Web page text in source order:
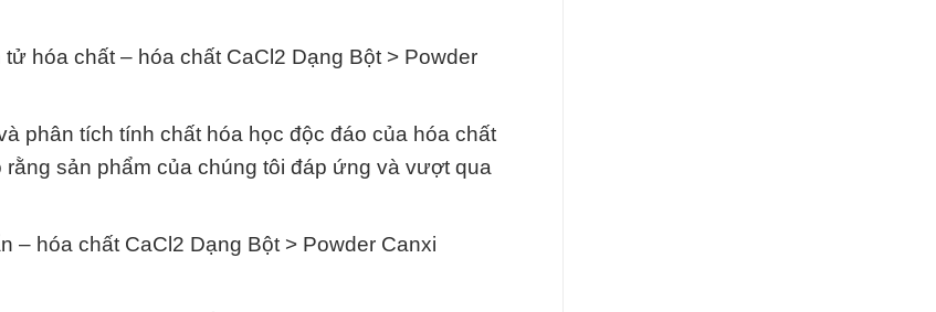
hóa chất – hóa chất CaCl2 Dạng Bột > Powder
phân tích tính chất hóa học độc đáo của hóa chất
sản phẩm của chúng tôi đáp ứng và vượt qua
– hóa chất CaCl2 Dạng Bột > Powder Canxi